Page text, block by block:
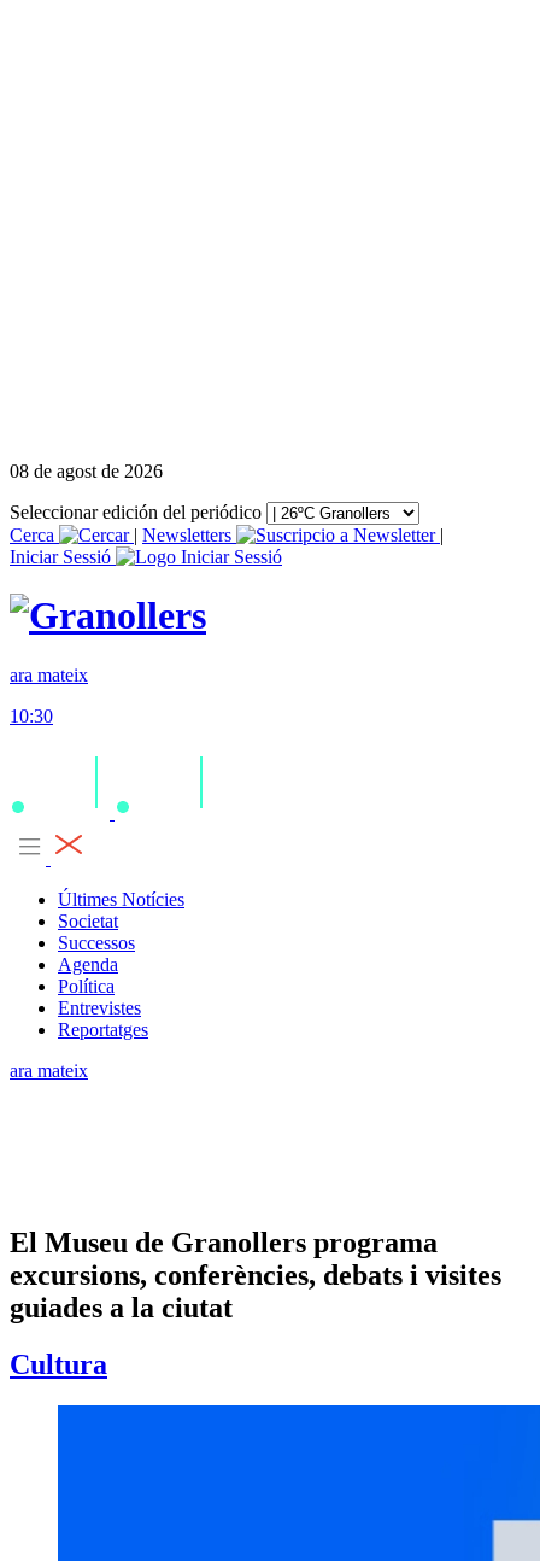
08 de agost de 2026
Seleccionar edición del periódico
Cerca
| Newsletters
|
Iniciar Sessió
ara mateix
10:30
Últimes Notícies
Societat
Successos
Agenda
Política
Entrevistes
Reportatges
ara mateix
El Museu de Granollers programa
excursions, conferències, debats i visites
guiades a la ciutat
Cultura